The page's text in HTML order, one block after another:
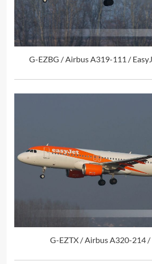
G-EZBG / Airbus A319-111 /
G-EZTX / Airbus A320-214 /